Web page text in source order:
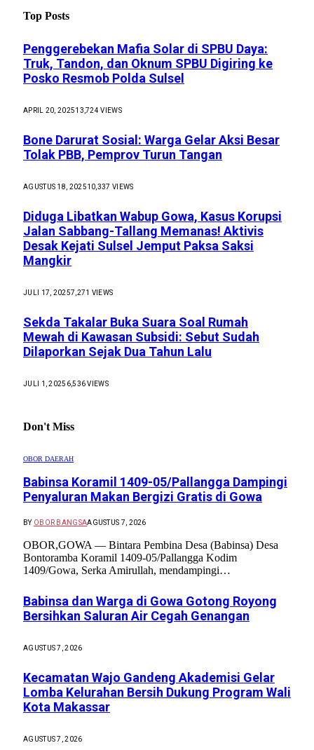
Top Posts
Penggerebekan Mafia Solar di SPBU Daya:
Truk, Tandon, dan Oknum SPBU Digiring ke
Posko Resmob Polda Sulsel
APRIL 20, 202513,724VIEWS
Bone Darurat Sosial: Warga Gelar Aksi Besar
Tolak PBB, Pemprov Turun Tangan
AGUSTUS 18, 202510,337 VIEWS
Diduga Libatkan Wabup Gowa, Kasus Korupsi
Jalan Sabbang-Tallang Memanas! Aktivis
Desak Kejati Sulsel Jemput Paksa Saksi
Mangkir
JULI 17, 20257,271 VIEWS
Sekda Takalar Buka Suara Soal Rumah
Mewah di Kawasan Subsidi: Sebut Sudah
Dilaporkan Sejak Dua Tahun Lalu
JULI 1, 2025 6,536VIEWS
Don't Miss
OBOR DAERAH
Babinsa Koramil 1409-05/Pallangga Dampingi
Penyaluran Makan Bergizi Gratis di Gowa
BY OBOR BANGSAAGUSTUS 7, 2026
OBOR,GOWA — Bintara Pembina Desa (Babinsa) Desa
Bontoramba Koramil 1409-05/Pallangga Kodim
1409/Gowa, Serka Amirullah, mendampingi…
Babinsa dan Warga di Gowa Gotong Royong
Bersihkan Saluran Air Cegah Genangan
AGUSTUS 7, 2026
Kecamatan Wajo Gandeng Akademisi Gelar
Lomba Kelurahan Bersih Dukung Program Wali
Kota Makassar
AGUSTUS 7, 2026